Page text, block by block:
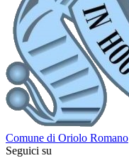
Comune di Oriolo Romano
Seguici su